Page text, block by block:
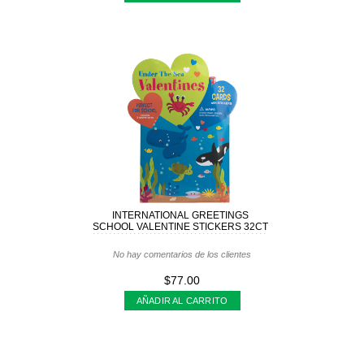
INTERNATIONAL GREETINGS
SCHOOL VALENTINE STICKERS 32CT
No hay comentarios de los clientes
$77.00
AÑADIR AL CARRITO